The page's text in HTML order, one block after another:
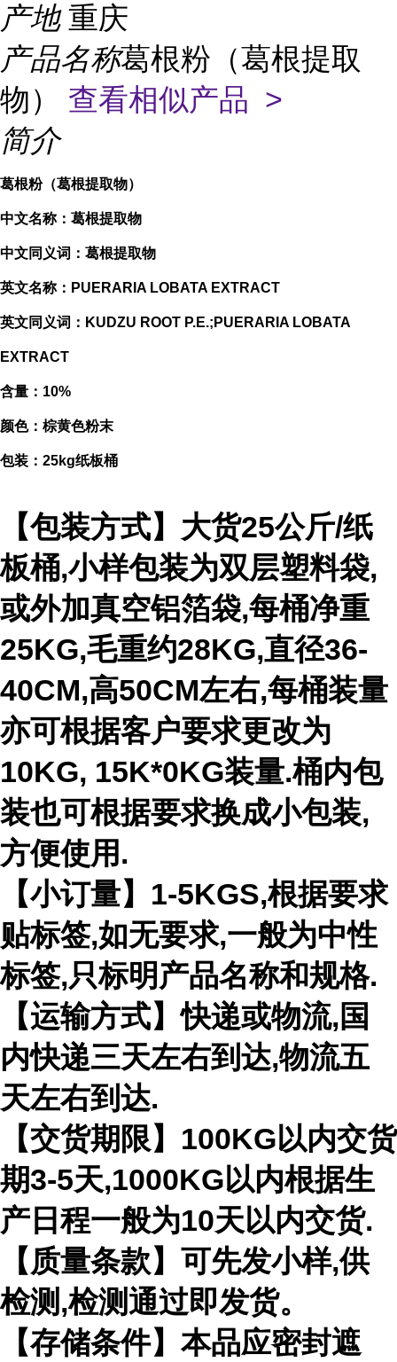
产地 重庆
产品名称葛根粉（葛根提取
物） 查看相似产品 >
简介
葛根粉（葛根提取物）
中文名称：葛根提取物
中文同义词：葛根提取物
英文名称：PUERARIA LOBATA EXTRACT
英文同义词：KUDZU ROOT P.E.;PUERARIA LOBATA
EXTRACT
含量：10%
颜色：棕黄色粉末
包装：25kg纸板桶
【包装方式】大货25公斤/纸
板桶,小样包装为双层塑料袋,
或外加真空铝箔袋,每桶净重
25KG,毛重约28KG,直径36-
40CM,高50CM左右,每桶装量
亦可根据客户要求更改为
10KG, 15K*0KG装量.桶内包
装也可根据要求换成小包装,
方便使用.
【小订量】1-5KGS,根据要求
贴标签,如无要求,一般为中性
标签,只标明产品名称和规格.
【运输方式】快递或物流,国
内快递三天左右到达,物流五
天左右到达.
【交货期限】100KG以内交货
期3-5天,1000KG以内根据生
产日程一般为10天以内交货.
【质量条款】可先发小样,供
检测,检测通过即发货。
【存储条件】本品应密封遮